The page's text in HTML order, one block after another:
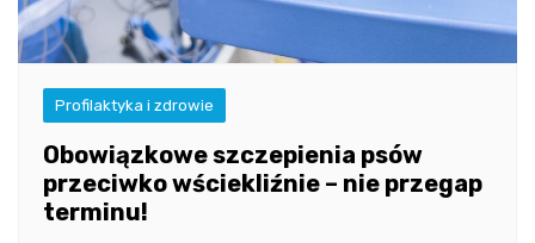
Profilaktyka i zdrowie
Obowiązkowe szczepienia psów
przeciwko wściekliźnie – nie przegap
terminu!